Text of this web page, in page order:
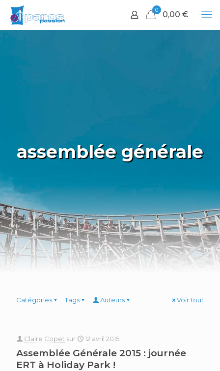
0 0,00 €
assemblée générale
Catégories Tags Auteurs Voir tout
Claire Copet sur 12 avril 2015
Assemblée Générale 2015 : journée
ERT à Holiday Park !